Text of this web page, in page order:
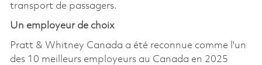
transport de passagers.
Un employeur de choix
Pratt & Whitney Canada a été reconnue comme l'un
des 10 meilleurs employeurs au Canada en 2025